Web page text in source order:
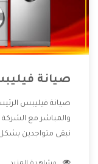
صيانة
صيانة فيليبس
والمباشر مع
نبقى متواجدين